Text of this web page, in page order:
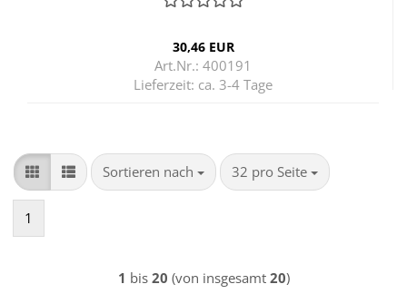
30,46 EUR
Art.Nr.: 400191
Lieferzeit: ca. 3-4 Tage
Sortieren nach
Sortieren nach 32 pro Seite
pro Seite
1
1 bis 20 (von insgesamt 20)